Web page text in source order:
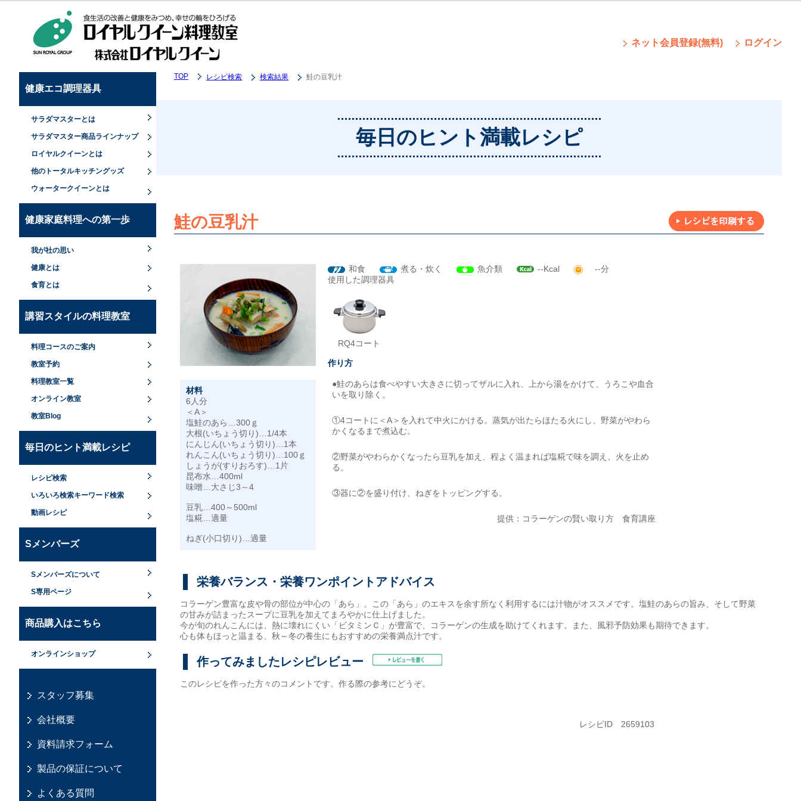
ログイン
ネット会員登録(無料)
健康エコ調理器具
サラダマスターとは
サラダマスター商品ラインナップ
ロイヤルクイーンとは
他のトータルキッチングッズ
ウォータークイーンとは
健康家庭料理への第一歩
我が社の思い
健康とは
食育とは
講習スタイルの料理教室
料理コースのご案内
教室予約
料理教室一覧
オンライン教室
教室Blog
毎日のヒント満載レシピ
レシピ検索
いろいろ検索キーワード検索
動画レシピ
Sメンバーズ
Sメンバーズについて
S専用ページ
商品購入はこちら
オンラインショップ
スタッフ募集
会社概要
資料請求フォーム
製品の保証について
よくある質問
TOP レシピ検索 検索結果 鮭の豆乳汁
毎日のヒント満載レシピ
鮭の豆乳汁
材料
6人分
＜A＞
塩鮭のあら…300ｇ
大根(いちょう切り)…1/4本
にんじん(いちょう切り)…1本
れんこん(いちょう切り)…100ｇ
しょうが(すりおろす)…1片
昆布水…400ml
味噌…大さじ3～4
豆乳…400～500ml
塩糀…適量
ねぎ(小口切り)…適量
和食 煮る・炊く 魚介類 --Kcal
--分
使用した調理器具
RQ4コート
作り方
●鮭のあらは食べやすい大きさに切ってザルに入れ、上から湯をかけて、うろこや血合
いを取り除く。
①4コートに＜A＞を入れて中火にかける。蒸気が出たらほたる火にし、野菜がやわら
かくなるまで煮込む。
②野菜がやわらかくなったら豆乳を加え、程よく温まれば塩糀で味を調え、火を止め
る。
③器に②を盛り付け、ねぎをトッピングする。
提供：コラーゲンの賢い取り方 食育講座
栄養バランス・栄養ワンポイントアドバイス
コラーゲン豊富な皮や骨の部位が中心の「あら」。この「あら」のエキスを余す所なく利用するには汁物がオススメです。塩鮭のあらの旨み、そして野菜
の甘みが詰まったスープに豆乳を加えてまろやかに仕上げました。
今が旬のれんこんには、熱に壊れにくい「ビタミンＣ」が豊富で、コラーゲンの生成を助けてくれます。また、風邪予防効果も期待できます。
心も体もほっと温まる、秋～冬の養生にもおすすめの栄養満点汁です。
作ってみましたレシピレビュー
このレシピを作った方々のコメントです。作る際の参考にどうぞ。
レシピID 2659103